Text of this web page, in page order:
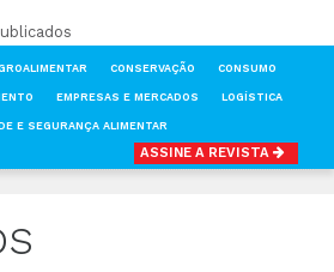
CONSERVAÇÃO CONSUMO
EMPRESAS E MERCADOS LOGÍSTICA
E SEGURANÇA ALIMENTAR
ASSINE A REVISTA